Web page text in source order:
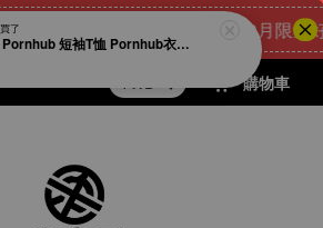
21 [8月限量好
購物車